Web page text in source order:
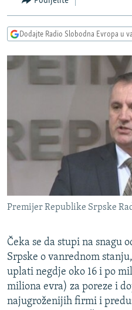
navigaciju
Pređite
na
VIDEO
INFOGRAFIKE
PODCASTI
RAT U UKRAJINI
KINA NA BALKANU
ISPRIČAJ MI
DNEVNO@RSE
SPECIJALI RSE
VIŠE OD NASLOVA
GENOCID U SREBRENICI
POPLAVE I KLIZIŠTA U BIH 2024.
TV LIBERTY
POST SCRIPTUM
MOJA EVROPA
PRATITE NAS
Sve RFE/RL stranice
Dodajte Radio Slobodna Evropa u
Premijer Republike Srpske
Čeka se da stupi na snagu
Srpske o vanrednom
uplati negdje oko 16 i po
miliona evra) za poreze i
najugroženijih firmi i